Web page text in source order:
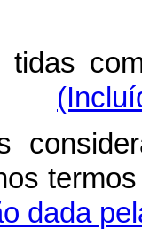
dada